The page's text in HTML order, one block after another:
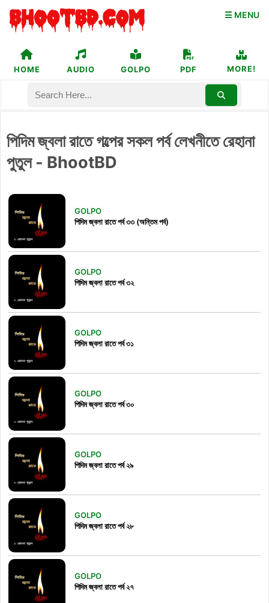
☰ MENU
HOME AUDIO GOLPO PDF MORE!
পিদিম জ্বলা রাতে গল্পের সকল পর্ব লেখনীতে রেহানা
পুতুল - BhootBD
GOLPO
পিদিম জ্বলা রাতে পর্ব ৩৩ (অন্তিম পর্ব)
GOLPO
পিদিম জ্বলা রাতে পর্ব ৩২
GOLPO
পিদিম জ্বলা রাতে পর্ব ৩১
GOLPO
পিদিম জ্বলা রাতে পর্ব ৩০
GOLPO
পিদিম জ্বলা রাতে পর্ব ২৯
GOLPO
পিদিম জ্বলা রাতে পর্ব ২৮
GOLPO
পিদিম জ্বলা রাতে পর্ব ২৭